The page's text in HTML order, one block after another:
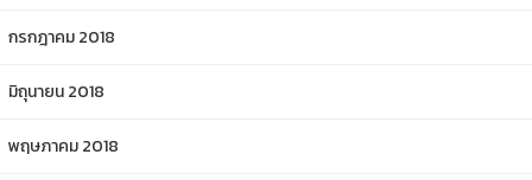
กรกฎาคม 2018
มิถุนายน 2018
พฤษภาคม 2018